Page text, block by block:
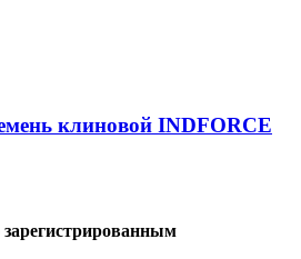
клиновой INDFORCE